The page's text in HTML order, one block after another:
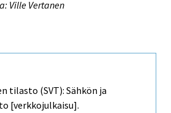
Ville Vertanen
tilasto (SVT): Sähkön ja
[verkkojulkaisu].